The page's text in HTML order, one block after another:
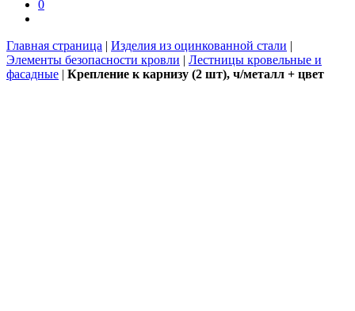
0
Главная страница | Изделия из оцинкованной стали |
Элементы безопасности кровли | Лестницы кровельные и
фасадные | Крепление к карнизу (2 шт), ч/металл + цвет